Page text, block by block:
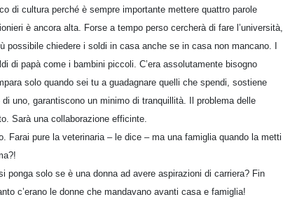
di cultura perché è sempre importante mettere quattro parole
è ancora alta. Forse a tempo perso cercherà di fare l’università,
chiedere i soldi in casa anche se in casa non mancano. I
papà come i bambini piccoli. C’era assolutamente bisogno
solo quando sei tu a guadagnare quelli che spendi, sostiene
uno, garantiscono un minimo di tranquillità. Il problema delle
Sarà una collaborazione efficinte.
Farai pure la veterinaria – le dice – ma una famiglia quando la metti
solo se è una donna ad avere aspirazioni di carriera? Fin
c’erano le donne che mandavano avanti casa e famiglia!